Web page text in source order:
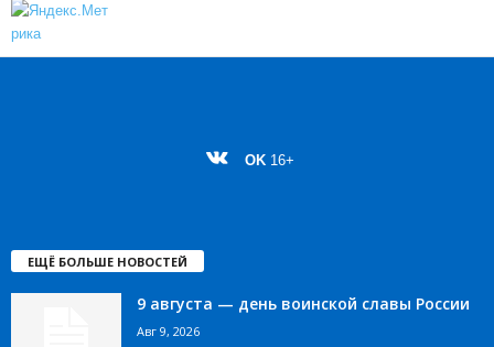
OK 16+
ЕЩЁ БОЛЬШЕ НОВОСТЕЙ
9 августа — день воинской славы России
Авг 9, 2026